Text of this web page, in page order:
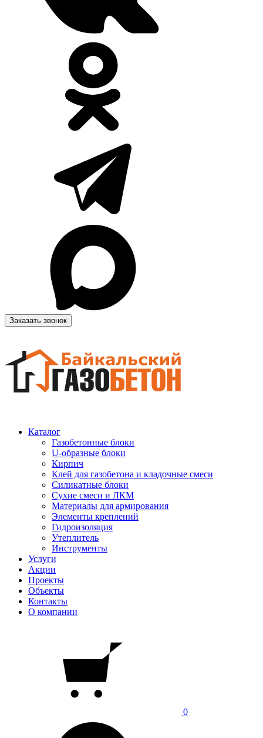
Заказать звонок
Каталог
Газобетонные блоки
U-образные блоки
Кирпич
Клей для газобетона и кладочные смеси
Силикатные блоки
Сухие смеси и ЛКМ
Материалы для армирования
Элементы креплений
Гидроизоляция
Утеплитель
Инструменты
Услуги
Акции
Проекты
Объекты
Контакты
О компании
0